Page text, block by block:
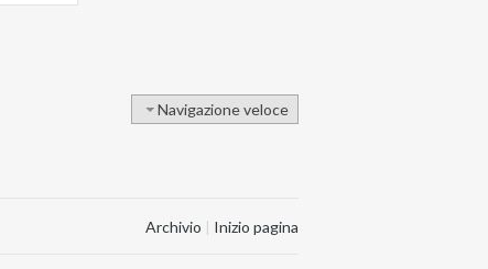
Navigazione veloce
Archivio | Inizio pagina